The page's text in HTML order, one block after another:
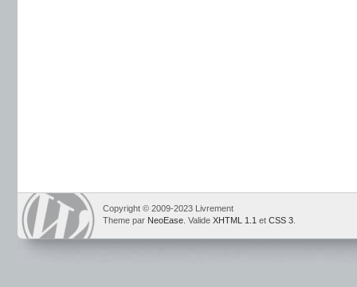
Copyright © 2009-2023 Livrement
Theme par NeoEase . Valide XHTML 1.1 et CSS 3